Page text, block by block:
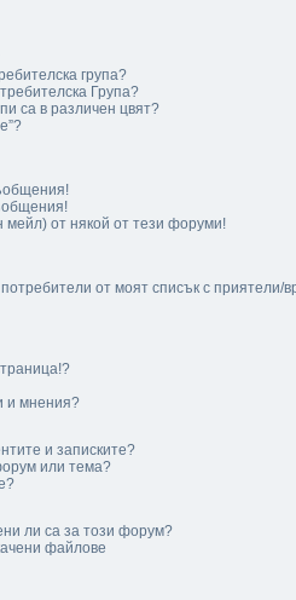
група?
Група?
са в различен цвят?
мейл) от някой от тези форуми!
от моят списък с приятели/
и мнения?
и записките?
или тема?
ли са за този форум?
файлове